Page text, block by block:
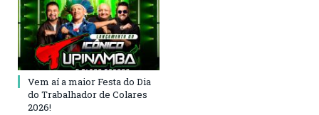
Vem aí a maior Festa do Dia
do Trabalhador de Colares
2026!